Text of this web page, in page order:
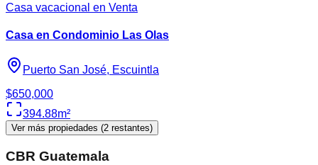
Casa vacacional en Venta
Casa en Condominio Las Olas
Puerto San José, Escuintla
$650,000
394.88m²
Ver más propiedades (2 restantes)
CBR Guatemala